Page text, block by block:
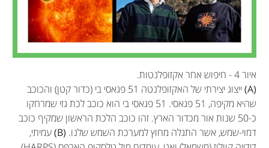
איור 4 - חיפוש אחר אקזופלנטות.
(A)
ייצוג יצירתי של האקזופלנטה 51 פגאסי בי (כדור קטן) והכוכב
שהיא מקיפה, 51 פגאסי. 51 פגאסי בי הוא כוכב לכת גזי שמרחקו
כ-50 שנות אור מכדור הארץ. זהו כוכב הלכת הראשון שמקיף כוכב
דמוי-שמש, אשר התגלה מחוץ למערכת השמש שלנו. (B)
עמיתי,